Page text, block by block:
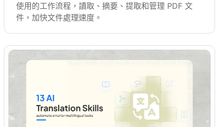
使用的工作流程，讀取、摘要、提取和管理 PDF 文
件，加快文件處理速度。